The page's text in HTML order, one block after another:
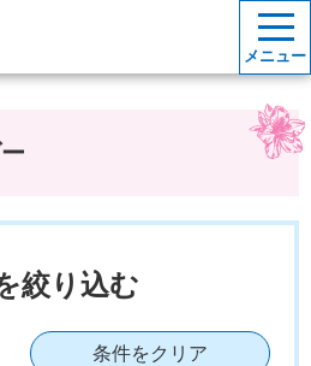
メニュー
絞り込む
条件をクリア